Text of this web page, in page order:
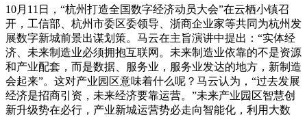
10月11日，“杭州打造全国数字经济动员大会”在云栖小镇召
开，工信部、杭州市委区委领导、浙商企业家等共同为杭州发
展数字新城前景出谋划策。马云在主旨演讲中提出：“实体经
济、未来制造业必须拥抱互联网。未来制造业依靠的不是资源
和产业配套，而是数据、服务业，服务业发达的地方，新制造
会起来”。这对产业园区意味着什么呢？马云认为，“过去发展
经济是招商引资，未来经济要靠运营。”未来产业园区智慧创
新升级势在必行，产业新城运营势必走向智能化，利用大数